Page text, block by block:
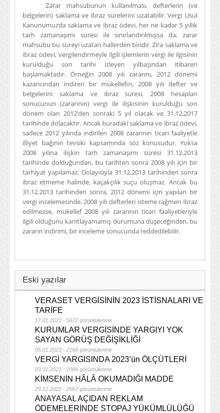
Zarar mahsubunun kullanılması, defterlerin (ve
belgelerin) saklama ve ibraz sürelerini uzatabilir. Vergi Usul
Kanunumuzda saklama ve ibraz ödevi, her ne kadar 5 yıllık
tarh zamanaşımı süresi ile sınırlandırılmışsa da, zarar
mahsubu bu süreyi uzatan hallerden biridir. Zira saklama ve
ibraz ödevi, vergilendirmeyle ilgili işlemlerin vergi ile ilgisinin
kurulduğu son tarihi izleyen yılbaşından itibaren
başlamaktadır. Örneğin 2008 yılı zararını, 2012 dönemi
kazancından indiren bir mükellefin, 2008 yılı defter ve
belgelerini saklama ve ibraz süresi, 2008 hesapları
sonucunun (zararının) vergi ile ilişkisinin kurulduğu son
dönem olan 2012’den sonraki 5 yıl olacak ve 31.12.2017
tarihinde dolacaktır. Ancak buradaki saklama ve ibraz ödevi,
sadece 2012 yılında indirilen 2008 zararının ticari faaliyetle
illiyet bağının tevsiki kapsamında söz konusudur. Yoksa
2008 yılına ilişkin tarh zamanaşımı süresi 31.12.2013
tarihinde dolduğundan, bu tarihten sonra 2008 yılı için bir
tarhiyat yapılamaz. Dolayısıyla 31.12.2013 tarihinden sonra
ibraz etmeme halinde, kaçakçılık suçu oluşmaz. Ancak bu
31.12.2013 tarihinden sonra, 2012 dönemi için yapılan bir
vergi incelemesinde, 2008 yılı defterleri isteme rağmen ibraz
edilmezse, mükellef 2008 yılı zararının ticari faaliyetleriyle
ilgili olduğunu kanıtlayamamış durumuna düşeceğinden, bu
zararın indirimi, bir inceleme sonucunda reddedilebilir.
Eski yazılar
VERASET VERGİSİNİN 2023 İSTİSNALARI VE
TARİFE
17.01.2023 - 5672 görüntülenme
KURUMLAR VERGİSİNDE YARGIYI YOK
SAYAN GÖRÜŞ DEĞİŞİKLİĞİ
05.01.2023 - 2169 görüntülenme
VERGİ YARGISINDA 2023’ün ÖLÇÜTLERİ
03.01.2023 - 2086 görüntülenme
KİMSENİN HÂLÂ OKUMADIĞI MADDE
29.12.2022 - 2667 görüntülenme
ANAYASAL AÇIDAN REKLAM
ÖDEMELERİNDE STOPAJ YÜKÜMLÜLÜĞÜ